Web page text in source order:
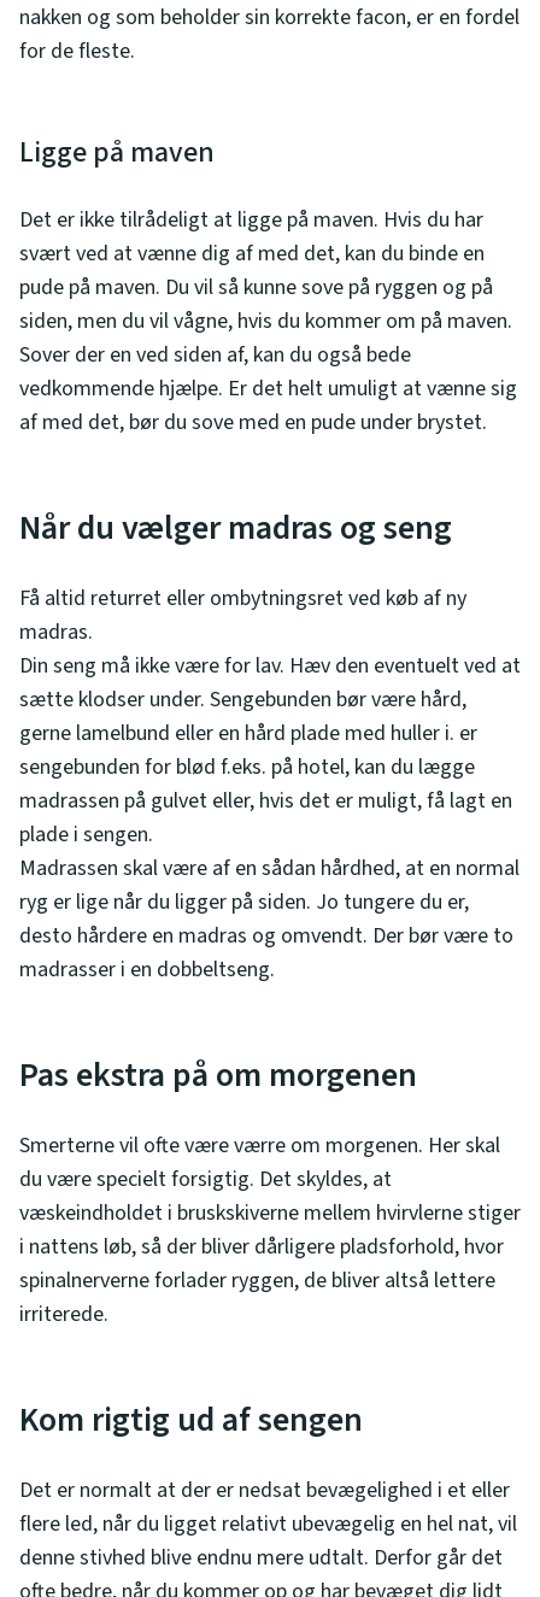
nakken og som beholder sin korrekte facon, er en fordel
for de fleste.
Ligge på maven
Det er ikke tilrådeligt at ligge på maven. Hvis du har
svært ved at vænne dig af med det, kan du binde en
pude på maven. Du vil så kunne sove på ryggen og på
siden, men du vil vågne, hvis du kommer om på maven.
Sover der en ved siden af, kan du også bede
vedkommende hjælpe. Er det helt umuligt at vænne sig
af med det, bør du sove med en pude under brystet.
Når du vælger madras og seng
Få altid returret eller ombytningsret ved køb af ny
madras.
Din seng må ikke være for lav. Hæv den eventuelt ved at
sætte klodser under. Sengebunden bør være hård,
gerne lamelbund eller en hård plade med huller i. er
sengebunden for blød f.eks. på hotel, kan du lægge
madrassen på gulvet eller, hvis det er muligt, få lagt en
plade i sengen.
Madrassen skal være af en sådan hårdhed, at en normal
ryg er lige når du ligger på siden. Jo tungere du er,
desto hårdere en madras og omvendt. Der bør være to
madrasser i en dobbeltseng.
Pas ekstra på om morgenen
Smerterne vil ofte være værre om morgenen. Her skal
du være specielt forsigtig. Det skyldes, at
væskeindholdet i bruskskiverne mellem hvirvlerne stiger
i nattens løb, så der bliver dårligere pladsforhold, hvor
spinalnerverne forlader ryggen, de bliver altså lettere
irriterede.
Kom rigtig ud af sengen
Det er normalt at der er nedsat bevægelighed i et eller
flere led, når du ligget relativt ubevægelig en hel nat, vil
denne stivhed blive endnu mere udtalt. Derfor går det